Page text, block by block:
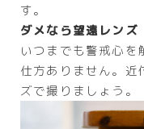
す。
ダメなら望遠レンズ
いつまでも警戒心
仕方ありません。近
ズで撮りましょう。